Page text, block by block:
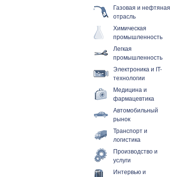
Газовая и нефтяная
отрасль
Химическая
промышленность
Легкая
промышленность
Электроника и IT-
технологии
Медицина и
фармацевтика
Автомобильный
рынок
Транспорт и
логистика
Производство и
услуги
Интервью и